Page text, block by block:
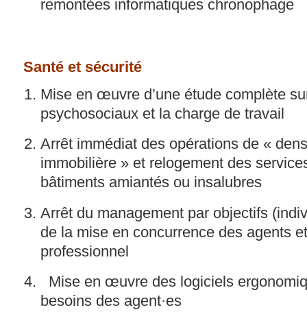
remontées informatiques chronophage
Santé et sécurité
Mise en œuvre d’une étude complète
psychosociaux et la charge de travail
Arrêt immédiat des opérations de «
immobilière » et relogement des
bâtiments amiantés ou insalubres
Arrêt du management par objectifs
de la mise en concurrence des agents
professionnel
Mise en œuvre des logiciels
besoins des agent·es